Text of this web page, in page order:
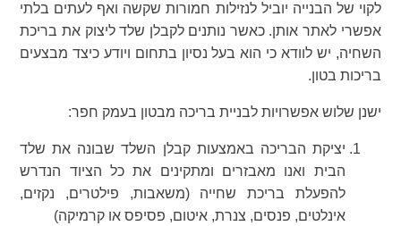
לקוי של הבנייה יוביל לנזילות חמורות שקשה ואף לעתים בלתי
אפשרי לאתר אותן. כאשר נותנים לקבלן שלד ליצוק את בריכת
השחיה, יש לוודא כי הוא בעל נסיון בתחום ויודע כיצד מבצעים
בריכות בטון.
ישנן שלוש אפשרויות לבניית בריכה מבטון בעמק חפר:
יציקת הבריכה באמצעות קבלן השלד שבונה את שלד
הבית ואנו מאבזרים ומתקינים את כל הציוד הנדרש
להפעלת בריכת שחייה (משאבות, פילטרים, נקזים,
אינלטים, פנסים, צנרת, איטום, פסיפס או קרמיקה)